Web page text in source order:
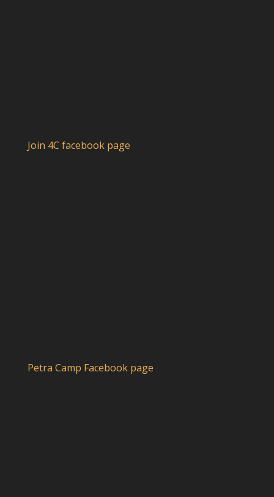
Join 4C facebook page
Petra Camp Facebook page